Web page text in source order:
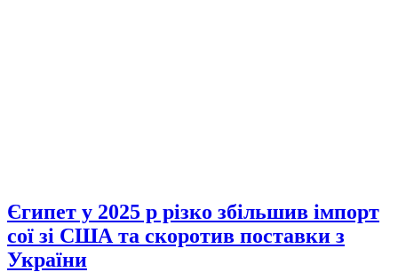
Єгипет у 2025 р різко збільшив імпорт
сої зі США та скоротив поставки з
України